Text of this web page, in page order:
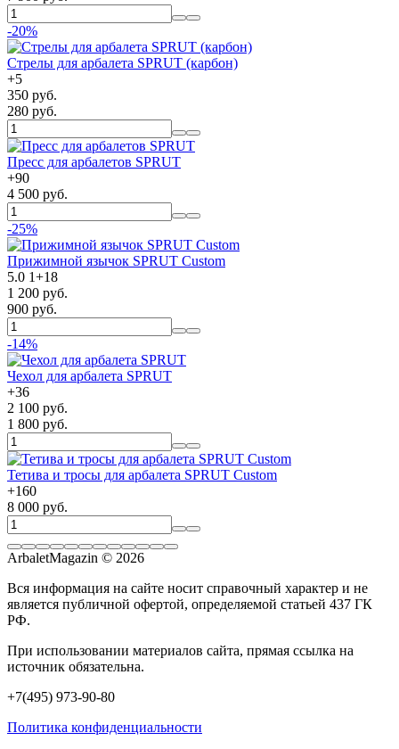
-20%
Стрелы для арбалета SPRUT (карбон)
+5
350 руб.
280 руб.
Пресс для арбалетов SPRUT
+90
4 500 руб.
-25%
Прижимной язычок SPRUT Custom
5.0 1+18
1 200 руб.
900 руб.
-14%
Чехол для арбалета SPRUT
+36
2 100 руб.
1 800 руб.
Тетива и тросы для арбалета SPRUT Custom
+160
8 000 руб.
ArbaletMagazin © 2026
Вся информация на сайте носит справочный характер и не
является публичной офертой, определяемой статьей 437 ГК
РФ.
При использовании материалов сайта, прямая ссылка на
источник обязательна.
+7(495) 973-90-80
Политика конфиденциальности